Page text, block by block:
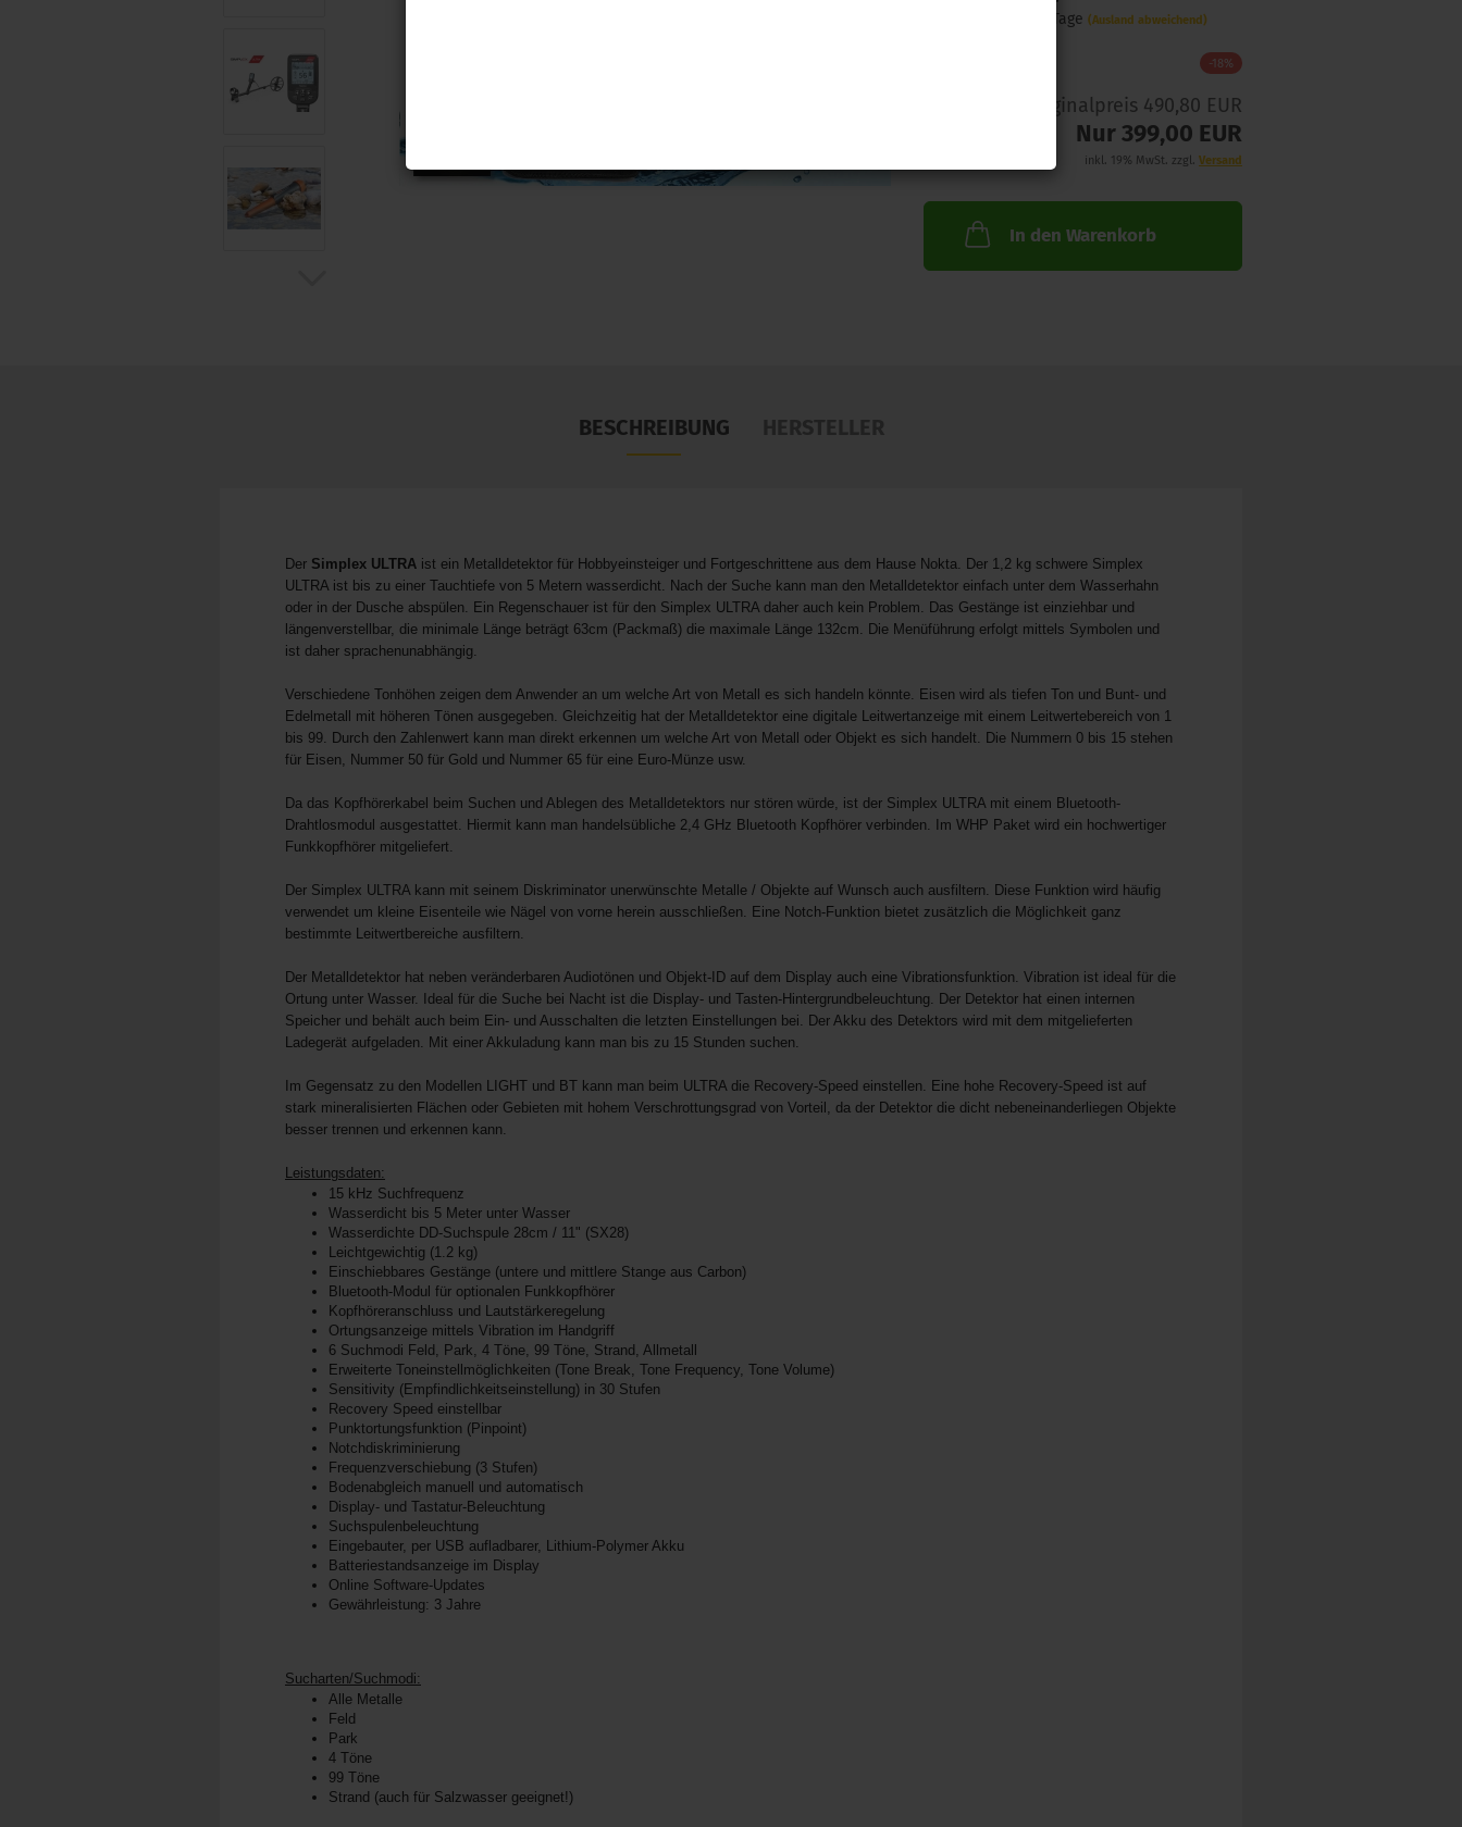
ca. 1-3 Tage (Ausland abweichend)
-18%
Originalpreis 490,80 EUR
Nur 399,00 EUR
inkl. 19% MwSt. zzgl. Versand
In den Warenkorb
BESCHREIBUNG
Der Simplex ULTRA ist ein Metalldetektor für Hobbyeinsteiger und Fortgeschrittene aus dem Hause Nokta. Der 1,2 kg schwere Simplex
ULTRA ist bis zu einer Tauchtiefe von 5 Metern wasserdicht. Nach der Suche kann man den Metalldetektor einfach unter dem Wasserhahn
oder in der Dusche abspülen. Ein Regenschauer ist für den Simplex ULTRA daher auch kein Problem. Das Gestänge ist einziehbar und
längenverstellbar, die minimale Länge beträgt 63cm (Packmaß) die maximale Länge 132cm. Die Menüführung erfolgt mittels Symbolen und
ist daher sprachenunabhängig.
Verschiedene Tonhöhen zeigen dem Anwender an um welche Art von Metall es sich handeln könnte. Eisen wird als tiefen Ton und Bunt- und
Edelmetall mit höheren Tönen ausgegeben. Gleichzeitig hat der Metalldetektor eine digitale Leitwertanzeige mit einem Leitwertebereich von 1
bis 99. Durch den Zahlenwert kann man direkt erkennen um welche Art von Metall oder Objekt es sich handelt. Die Nummern 0 bis 15 stehen
für Eisen, Nummer 50 für Gold und Nummer 65 für eine Euro-Münze usw.
Da das Kopfhörerkabel beim Suchen und Ablegen des Metalldetektors nur stören würde, ist der Simplex ULTRA mit einem Bluetooth-
Drahtlosmodul ausgestattet. Hiermit kann man handelsübliche 2,4 GHz Bluetooth Kopfhörer verbinden. Im WHP Paket wird ein hochwertiger
Funkkopfhörer mitgeliefert.
Der Simplex ULTRA kann mit seinem Diskriminator unerwünschte Metalle / Objekte auf Wunsch auch ausfiltern. Diese Funktion wird häufig
verwendet um kleine Eisenteile wie Nägel von vorne herein ausschließen. Eine Notch-Funktion bietet zusätzlich die Möglichkeit ganz
bestimmte Leitwertbereiche ausfiltern.
Der Metalldetektor hat neben veränderbaren Audiotönen und Objekt-ID auf dem Display auch eine Vibrationsfunktion. Vibration ist ideal für die
Ortung unter Wasser. Ideal für die Suche bei Nacht ist die Display- und Tasten-Hintergrundbeleuchtung. Der Detektor hat einen internen
Speicher und behält auch beim Ein- und Ausschalten die letzten Einstellungen bei. Der Akku des Detektors wird mit dem mitgelieferten
Ladegerät aufgeladen. Mit einer Akkuladung kann man bis zu 15 Stunden suchen.
Im Gegensatz zu den Modellen LIGHT und BT kann man beim ULTRA die Recovery-Speed einstellen. Eine hohe Recovery-Speed ist auf
stark mineralisierten Flächen oder Gebieten mit hohem Verschrottungsgrad von Vorteil, da der Detektor die dicht nebeneinanderliegen Objekte
besser trennen und erkennen kann.
Leistungsdaten:
15 kHz Suchfrequenz
Wasserdicht bis 5 Meter unter Wasser
Wasserdichte DD-Suchspule 28cm / 11" (SX28)
Leichtgewichtig (1.2 kg)
Einschiebbares Gestänge (untere und mittlere Stange aus Carbon)
Bluetooth-Modul für optionalen Funkkopfhörer
Kopfhöreranschluss und Lautstärkeregelung
Ortungsanzeige mittels Vibration im Handgriff
6 Suchmodi Feld, Park, 4 Töne, 99 Töne, Strand, Allmetall
Erweiterte Toneinstellmöglichkeiten (Tone Break, Tone Frequency, Tone Volume)
Sensitivity (Empfindlichkeitseinstellung) in 30 Stufen
Recovery Speed einstellbar
Punktortungsfunktion (Pinpoint)
Notchdiskriminierung
Frequenzverschiebung (3 Stufen)
Bodenabgleich manuell und automatisch
Display- und Tastatur-Beleuchtung
Suchspulenbeleuchtung
Eingebauter, per USB aufladbarer, Lithium-Polymer Akku
Batteriestandsanzeige im Display
Online Software-Updates
Gewährleistung: 3 Jahre
Sucharten/Suchmodi:
Alle Metalle
Feld
Park
4 Töne
99 Töne
Strand (auch für Salzwasser geeignet!)